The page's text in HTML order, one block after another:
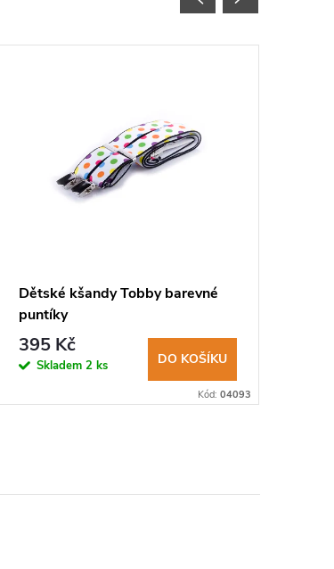
Dětské kšandy Tobby barevné
puntíky
395 Kč
Skladem 2 ks DO KOŠÍKU
Kód: 04093